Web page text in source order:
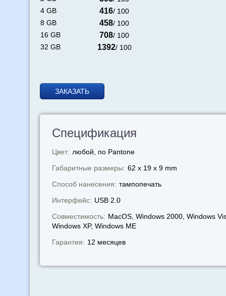
4 GB
416/ 100
8 GB
458/ 100
16 GB
708/ 100
32 GB
1392/ 100
ЗАКАЗАТЬ
Спецификация
Цвет: любой, по Pantone
Габаритные размеры: 62 x 19 x 9 mm
Способ нанесения: тампопечать
Интерфейс: USB 2.0
Совместимость: MacOS, Windows 2000, Windows
Windows XP, Windows МЕ
Гарантия: 12 месяцев